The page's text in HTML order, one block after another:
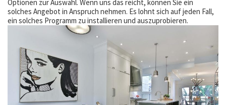
Optionen zur Auswahl. Wenn uns das reicht, können Sie ein
solches Angebot in Anspruch nehmen. Es lohnt sich auf jeden Fall,
ein solches Programm zu installieren und auszuprobieren.